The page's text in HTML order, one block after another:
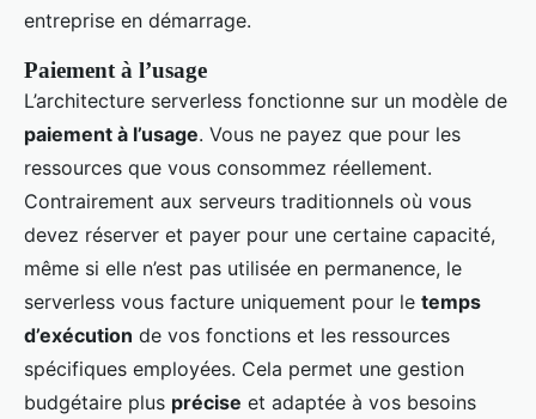
entreprise en démarrage.
Paiement à l’usage
L’architecture serverless fonctionne sur un modèle de
paiement à l’usage. Vous ne payez que pour les
ressources que vous consommez réellement.
Contrairement aux serveurs traditionnels où vous
devez réserver et payer pour une certaine capacité,
même si elle n’est pas utilisée en permanence, le
serverless vous facture uniquement pour le temps
d’exécution de vos fonctions et les ressources
spécifiques employées. Cela permet une gestion
budgétaire plus précise et adaptée à vos besoins